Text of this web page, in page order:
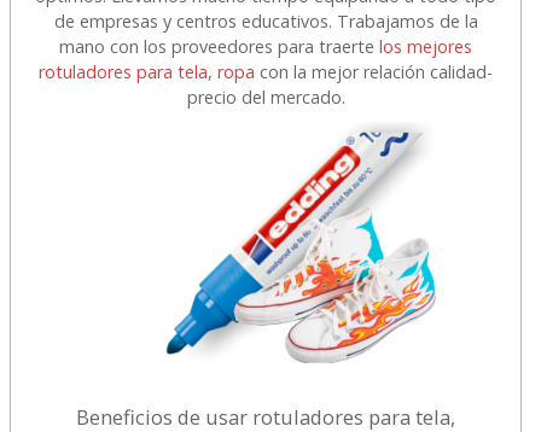
de empresas y centros educativos. Trabajamos de la
mano con los proveedores para traertelos mejores
rotuladores para tela, ropa con la mejor relación calidad-
precio del mercado.
Beneficios de usar rotuladores para tela,